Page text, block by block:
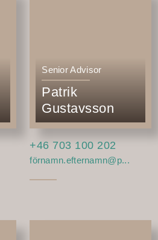
Senior Advisor
Patrik
Gustavsson
+46 703 100 202
förnamn.efternamn@p...